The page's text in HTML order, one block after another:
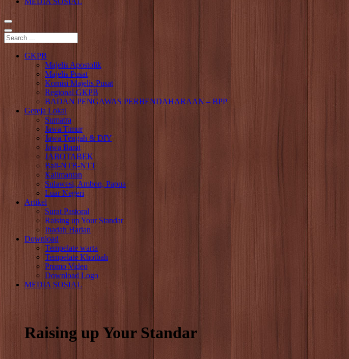
GKPB
Majelis Apostolik
Majelis Pusat
Komisi Majelis Pusat
Regional GKPB
BADAN PENGAWAS PERBENDAHARAAN – BPP
Gereja Lokal
Sumatra
Jawa Timur
Jawa Tengah & DIY
Jawa Barat
JABOTABEK
Bali-NTB-NTT
Kalimantan
Sulawesi, Ambon, Papua
Luar Negeri
Artikel
Surat Pastoral
Raising up Your Standar
Ibadah Harian
Download
Tempelate warta
Tempelate Khotbah
Promo Video
Download Logo
MEDIA SOSIAL
Raising up Your Standar